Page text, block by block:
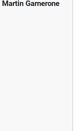
Martin Garnerone